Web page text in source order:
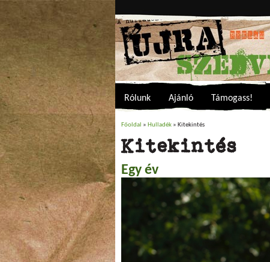
Rólunk Ajánló Támogass!
Jelenlegi hely
Főoldal » Hulladék » Kitekintés
Kitekintés
Egy év